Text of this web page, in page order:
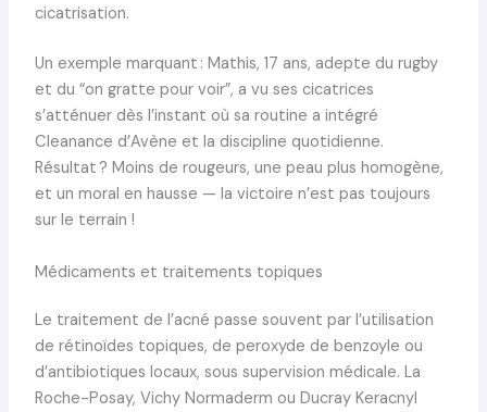
cicatrisation.
Un exemple marquant : Mathis, 17 ans, adepte du rugby
et du “on gratte pour voir”, a vu ses cicatrices
s’atténuer dès l’instant où sa routine a intégré
Cleanance d’Avène et la discipline quotidienne.
Résultat ? Moins de rougeurs, une peau plus homogène,
et un moral en hausse — la victoire n’est pas toujours
sur le terrain !
Médicaments et traitements topiques
Le traitement de l’acné passe souvent par l’utilisation
de rétinoïdes topiques, de peroxyde de benzoyle ou
d’antibiotiques locaux, sous supervision médicale. La
Roche-Posay, Vichy Normaderm ou Ducray Keracnyl